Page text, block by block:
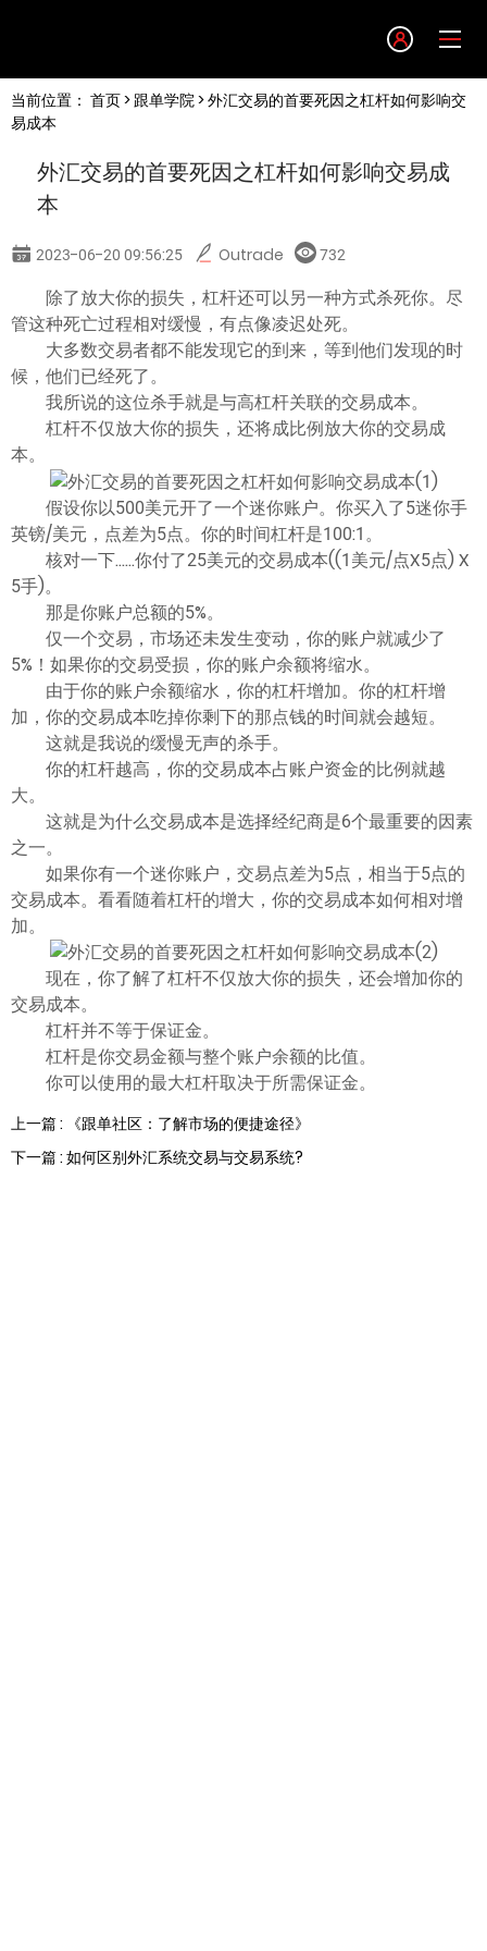
English
简体中文
한글
日本語
Tiếng việt
ไทย
当前位置： 首页> 跟单学院> 外汇交易的首要死因之杠杆如何影响交
易成本
外汇交易的首要死因之杠杆如何影响交易成
本
2023-06-20 09:56:25 Outrade 732
除了放大你的损失，杠杆还可以另一种方式杀死你。尽
管这种死亡过程相对缓慢，有点像凌迟处死。
大多数交易者都不能发现它的到来，等到他们发现的时
候，他们已经死了。
我所说的这位杀手就是与高杠杆关联的交易成本。
杠杆不仅放大你的损失，还将成比例放大你的交易成
本。
假设你以500美元开了一个迷你账户。你买入了5迷你手
英镑/美元，点差为5点。你的时间杠杆是100:1。
核对一下……你付了25美元的交易成本((1美元/点X5点) X
5手)。
那是你账户总额的5%。
仅一个交易，市场还未发生变动，你的账户就减少了
5%！如果你的交易受损，你的账户余额将缩水。
由于你的账户余额缩水，你的杠杆增加。你的杠杆增
加，你的交易成本吃掉你剩下的那点钱的时间就会越短。
这就是我说的缓慢无声的杀手。
你的杠杆越高，你的交易成本占账户资金的比例就越
大。
这就是为什么交易成本是选择经纪商是6个最重要的因素
之一。
如果你有一个迷你账户，交易点差为5点，相当于5点的
交易成本。看看随着杠杆的增大，你的交易成本如何相对增
加。
现在，你了解了杠杆不仅放大你的损失，还会增加你的
交易成本。
杠杆并不等于保证金。
杠杆是你交易金额与整个账户余额的比值。
你可以使用的最大杠杆取决于所需保证金。
上一篇 : 《跟单社区：了解市场的便捷途径》
下一篇 : 如何区别外汇系统交易与交易系统?